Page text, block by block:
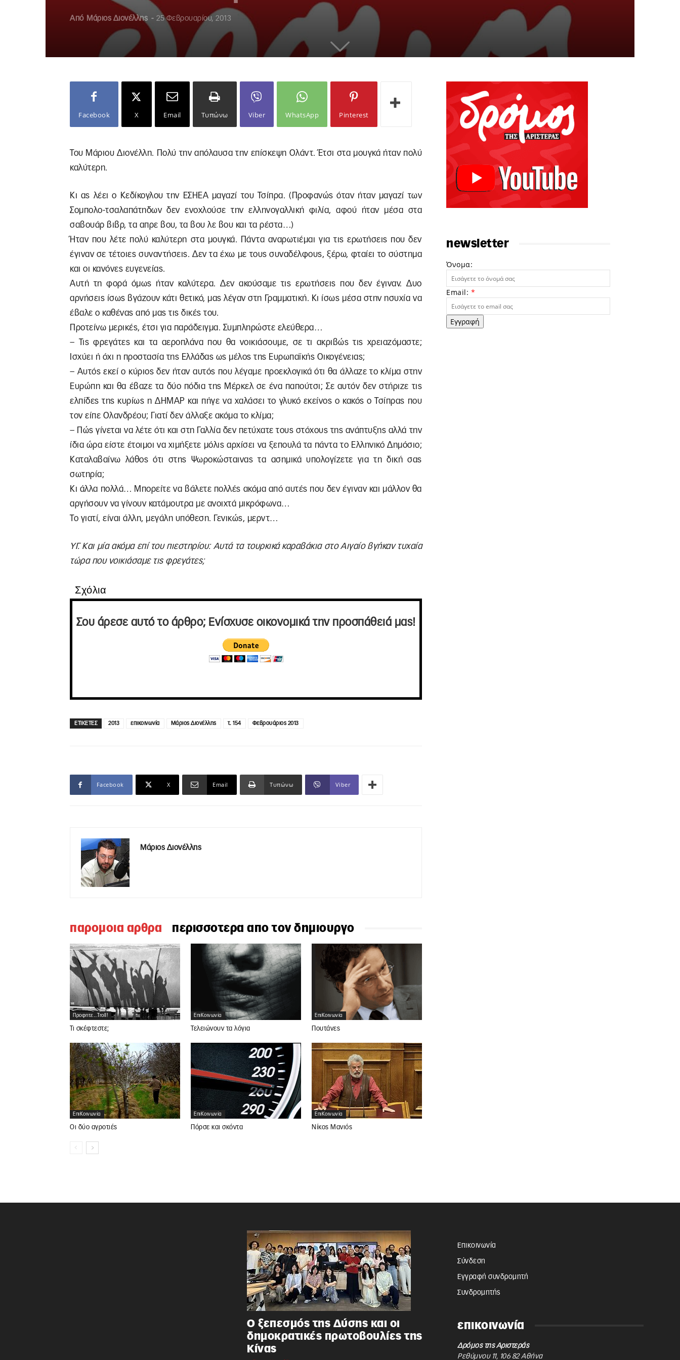
Από Μάριος Διονέλλης - 25 Φεβρουαρίου, 2013
Facebook X Email Τυπώνω Viber WhatsApp Pinterest
Του Μάριου Διονέλλη. Πολύ την απόλαυσα την επίσκεψη Ολάντ. Έτσι στα μουγκά ήταν πολύ
καλύτερη.
Κι ας λέει ο Κεδίκογλου την ΕΣΗΕΑ μαγαζί του Τσίπρα. (Προφανώς όταν ήταν μαγαζί των
Σομπολο-τσαλαπάτηδων δεν ενοχλούσε την ελληνογαλλική φιλία, αφού ήταν μέσα στα
σαβουάρ βιβρ, τα απρε βου, τα βου λε βου και τα ρέστα…)
Ήταν που λέτε πολύ καλύτερη στα μουγκά. Πάντα αναρωτιέμαι για τις ερωτήσεις που δεν
έγιναν σε τέτοιες συναντήσεις. Δεν τα έχω με τους συναδέλφους, ξέρω, φταίει το σύστημα
και οι κανόνες ευγενείας.
Αυτή τη φορά όμως ήταν καλύτερα. Δεν ακούσαμε τις ερωτήσεις που δεν έγιναν. Δυο
αρνήσεις ίσως βγάζουν κάτι θετικό, μας λέγαν στη Γραμματική. Κι ίσως μέσα στην ησυχία να
έβαλε ο καθένας από μας τις δικές του.
Προτείνω μερικές, έτσι για παράδειγμα. Συμπληρώστε ελεύθερα…
– Τις φρεγάτες και τα αεροπλάνα που θα νοικιάσουμε, σε τι ακριβώς τις χρειαζόμαστε;
Ισχύει ή όχι η προστασία της Ελλάδας ως μέλος της Ευρωπαϊκής Οικογένειας;
– Αυτός εκεί ο κύριος δεν ήταν αυτός που λέγαμε προεκλογικά ότι θα άλλαζε το κλίμα στην
Ευρώπη και θα έβαζε τα δύο πόδια της Μέρκελ σε ένα παπούτσι; Σε αυτόν δεν στήριζε τις
ελπίδες της κυρίως η ΔΗΜΑΡ και πήγε να χαλάσει το γλυκό εκείνος ο κακός ο Τσίπρας που
τον είπε Ολανδρέου; Γιατί δεν άλλαξε ακόμα το κλίμα;
– Πώς γίνεται να λέτε ότι και στη Γαλλία δεν πετύχατε τους στόχους της ανάπτυξης αλλά την
ίδια ώρα είστε έτοιμοι να χιμήξετε μόλις αρχίσει να ξεπουλά τα πάντα το Ελληνικό Δημόσιο;
Καταλαβαίνω λάθος ότι στης Ψωροκώσταινας τα ασημικά υπολογίζετε για τη δική σας
σωτηρία;
Κι άλλα πολλά… Μπορείτε να βάλετε πολλές ακόμα από αυτές που δεν έγιναν και μάλλον θα
αργήσουν να γίνουν κατάμουτρα με ανοιχτά μικρόφωνα…
Το γιατί, είναι άλλη, μεγάλη υπόθεση. Γενικώς, μερντ…
ΥΓ. Και μία ακόμα επί του πιεστηρίου: Αυτά τα τουρκικά καραβάκια στο Αιγαίο βγήκαν τυχαία
τώρα που νοικιάσαμε τις φρεγάτες;
Σχόλια
Σου άρεσε αυτό το άρθρο; Ενίσχυσε οικονομικά την προσπάθειά μας!
ΕΤΙΚΕΤΕΣ 2013 επικοινωνία Μάριος Διονέλλης τ. 154 Φεβρουάριος 2013
Facebook X Email Τυπώνω Viber
Μάριος Διονέλλης
παρομοια αρθρα περισσοτερα απο τον δημιουργο
Προφητε...troll!
Τι σκέφτεστε;
ΕπιΚοινωνία
Τελειώνουν τα λόγια
ΕπιΚοινωνία
Πουτάνες
ΕπιΚοινωνία
Οι δύο αγροτιές
ΕπιΚοινωνία
Πόρσε και σκόντα
ΕπιΚοινωνία
Νίκος Μανιός
newsletter
Όνομα:
Email: *
Εγγραφή
Ο ξεπεσμός της Δύσης και οι
δημοκρατικές πρωτοβουλίες της
Κίνας
Επικοινωνία
Σύνδεση
Εγγραφή συνδρομητή
Συνδρομητής
επικοινωνία
Δρόμος της Αριστεράς
Ρεθύμνου 11, 106 82 Αθήνα